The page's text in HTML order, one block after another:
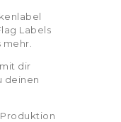
Labels
dir
deinen